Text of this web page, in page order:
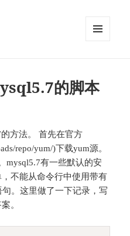
的脚本
方法。 首先在官方
repo/yum/)下载yum源。
mysql5.7有一些默认的安
不能从命令行中使用带有
。这里做了一下记录，写
。